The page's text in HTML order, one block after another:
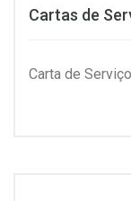
Cartas de
Carta de